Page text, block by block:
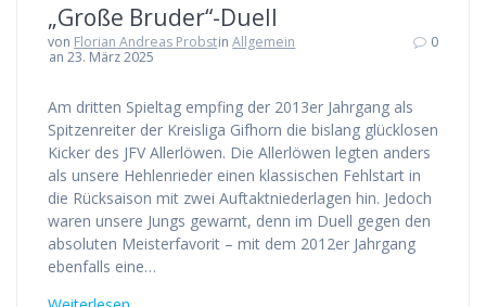
„Gro­ße Bruder“-Duell
von Florian Andreas ProbstinAllgemein
an 23. März 2025
0
Am drit­ten Spiel­tag emp­fing der 2013er Jahr­gang als
Spit­zen­rei­ter der Kreis­li­ga Gif­horn die bis­lang glück­lo­sen
Kicker des JFV Aller­lö­wen. Die Aller­lö­wen leg­ten anders
als unse­re Heh­len­rie­der einen klas­si­schen Fehl­start in
die Rück­sai­son mit zwei Auf­takt­nie­der­la­gen hin. Jedoch
waren unse­re Jungs gewarnt, denn im Duell gegen den
abso­lu­ten Meis­ter­fa­vo­rit – mit dem 2012er Jahr­gang
eben­falls eine…